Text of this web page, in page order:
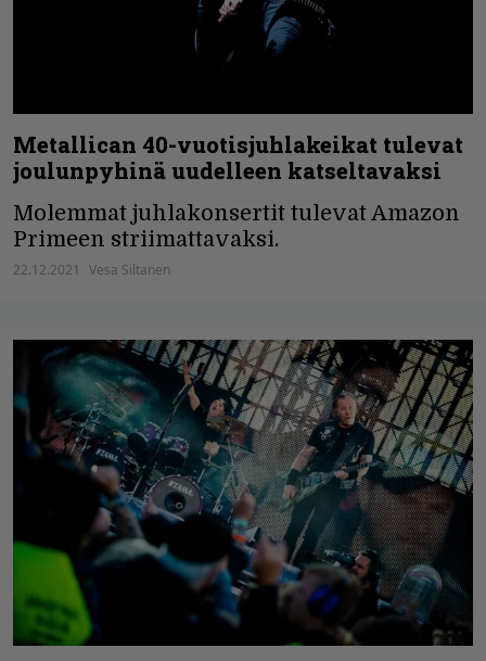
Metallican 40-vuotisjuhlakeikat tulevat
joulunpyhinä uudelleen katseltavaksi
Molemmat juhlakonsertit tulevat Amazon
Primeen striimattavaksi.
22.12.2021 Vesa Siltanen